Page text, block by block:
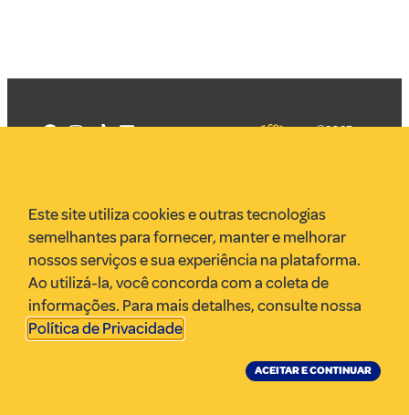
VR Assessoria
Parcerias
Envie uma pauta
Anuncie
©2025
Este site utiliza cookies e outras tecnologias
semelhantes para fornecer, manter e melhorar
nossos serviços e sua experiência na plataforma.
Ao utilizá-la, você concorda com a coleta de
informações. Para mais detalhes, consulte nossa
Política de Privacidade.
ACEITAR E CONTINUAR